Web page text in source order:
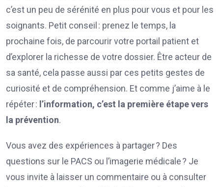
c’est un peu de sérénité en plus pour vous et pour les
soignants. Petit conseil : prenez le temps, la
prochaine fois, de parcourir votre portail patient et
d’explorer la richesse de votre dossier. Être acteur de
sa santé, cela passe aussi par ces petits gestes de
curiosité et de compréhension. Et comme j’aime à le
répéter : l’information, c’est la première étape vers
la prévention.
Vous avez des expériences à partager ? Des
questions sur le PACS ou l’imagerie médicale ? Je
vous invite à laisser un commentaire ou à consulter